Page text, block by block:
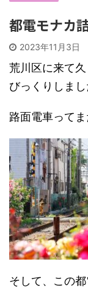
都電モナカ
2023年11月3日
荒川区に来て
びっくりしま
路面電車って
そして、この